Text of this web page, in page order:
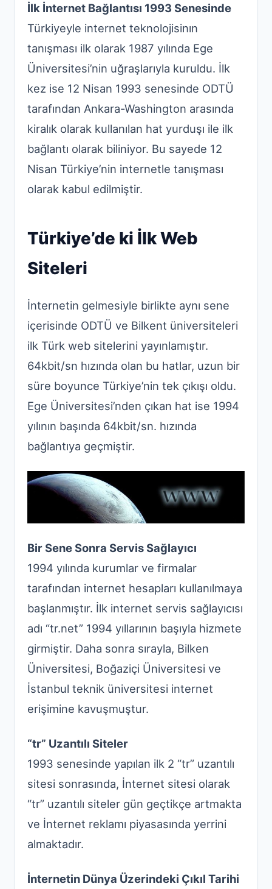
İlk İnternet Bağlantısı 1993 Senesinde
Türkiyeyle internet teknolojisinın
tanışması ilk olarak 1987 yılında Ege
Üniversitesi’nin uğraşlarıyla kuruldu. İlk
kez ise 12 Nisan 1993 senesinde ODTÜ
tarafından Ankara-Washington arasında
kiralık olarak kullanılan hat yurduşı ile ilk
bağlantı olarak biliniyor. Bu sayede 12
Nisan Türkiye’nin internetle tanışması
olarak kabul edilmiştir.
Türkiye’de ki İlk Web
Siteleri
İnternetin gelmesiyle birlikte aynı sene
içerisinde ODTÜ ve Bilkent üniversiteleri
ilk Türk web sitelerini yayınlamıştır.
64kbit/sn hızında olan bu hatlar, uzun bir
süre boyunce Türkiye’nin tek çıkışı oldu.
Ege Üniversitesi’nden çıkan hat ise 1994
yılının başında 64kbit/sn. hızında
bağlantıya geçmiştir.
Bir Sene Sonra Servis Sağlayıcı
1994 yılında kurumlar ve firmalar
tarafından internet hesapları kullanılmaya
başlanmıştır. İlk internet servis sağlayıcısı
adı “tr.net” 1994 yıllarının başıyla hizmete
girmiştir. Daha sonra sırayla, Bilken
Üniversitesi, Boğaziçi Üniversitesi ve
İstanbul teknik üniversitesi internet
erişimine kavuşmuştur.
“tr” Uzantılı Siteler
1993 senesinde yapılan ilk 2 “tr” uzantılı
sitesi sonrasında, İnternet sitesi olarak
“tr” uzantılı siteler gün geçtikçe artmakta
ve İnternet reklamı piyasasında yerrini
almaktadır.
İnternetin Dünya Üzerindeki Çıkıl Tarihi